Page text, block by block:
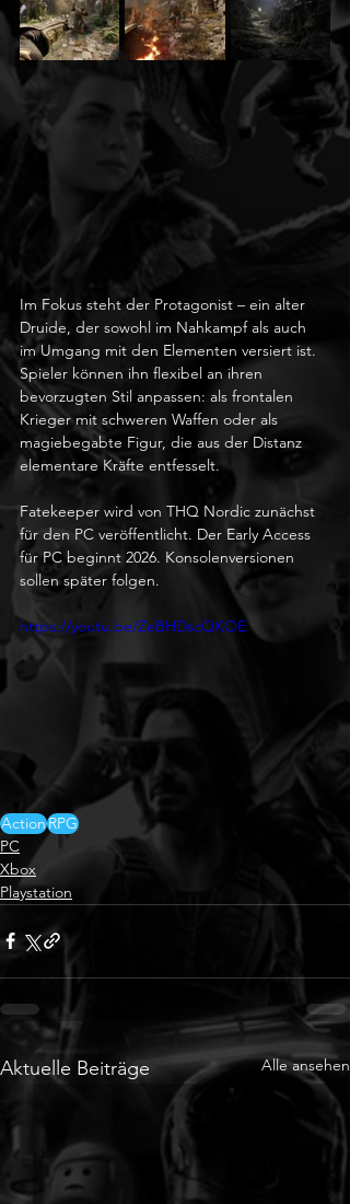
Im Fokus steht der Protagonist – ein alter
Druide, der sowohl im Nahkampf als auch
im Umgang mit den Elementen versiert ist.
Spieler können ihn flexibel an ihren
bevorzugten Stil anpassen: als frontalen
Krieger mit schweren Waffen oder als
magiebegabte Figur, die aus der Distanz
elementare Kräfte entfesselt.
Fatekeeper wird von THQ Nordic zunächst
für den PC veröffentlicht. Der Early Access
für PC beginnt 2026. Konsolenversionen
sollen später folgen.
https://youtu.be/ZeBHDscQKOE
ActionRPG
PC
Xbox
Playstation
Aktuelle Beiträge Alle ansehen